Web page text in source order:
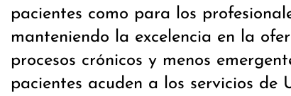
pacientes como para los
manteniendo la excelencia en la
procesos crónicos y menos
pacientes acuden a los servicios de